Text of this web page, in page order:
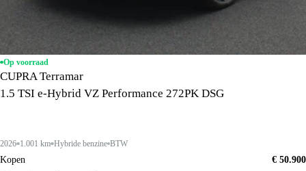
Op voorraad
CUPRA Terramar
1.5 TSI e-Hybrid VZ Performance 272PK DSG
2026 1.001 km Hybride benzine BTW
Kopen
€ 50.900